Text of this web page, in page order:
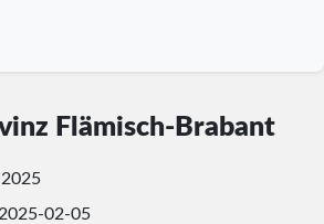
Flämisch-Brabant
2025-02-05